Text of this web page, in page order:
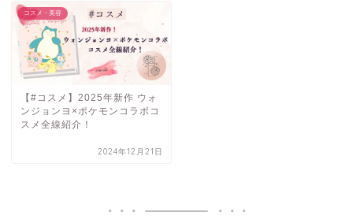
コスメ・美容
【#コスメ】2025年新作 ウォ
ンジョンヨ×ポケモンコラボコ
スメ全線紹介！
2024年12月21日